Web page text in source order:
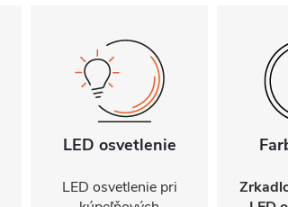
LED osvetlenie
LED osvetlenie pri